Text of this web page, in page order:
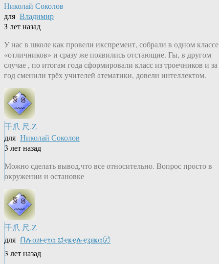
Николай Соколов
для Владимир
3 лет назад
У нас в школе как провели икспремент, собрали в одном
«отличников» и сразу же появились отстающие. Гы, в другом
случае , по итогам года сформировали класс из троечников и за
год сменили трёх учителей атематики, довели интеллектом.
千爪 尺.Z
для Николай Соколов
3 лет назад
Можно сделать вывод,что все относительно. Вопрос просто в
окружении и остановке
千爪 尺.Z
для Ոሉαዙҿτα ಭҿҝҿሉҿʓяҝα〄
3 лет назад